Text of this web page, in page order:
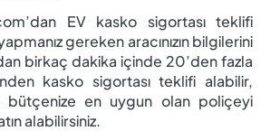
EV kasko sigortası teklifi
gereken aracınızın bilgilerini
birkaç dakika içinde 20’den fazla
kasko sigortası teklifi alabilir,
bütçenize en uygun olan poliçeyi
alabilirsiniz.